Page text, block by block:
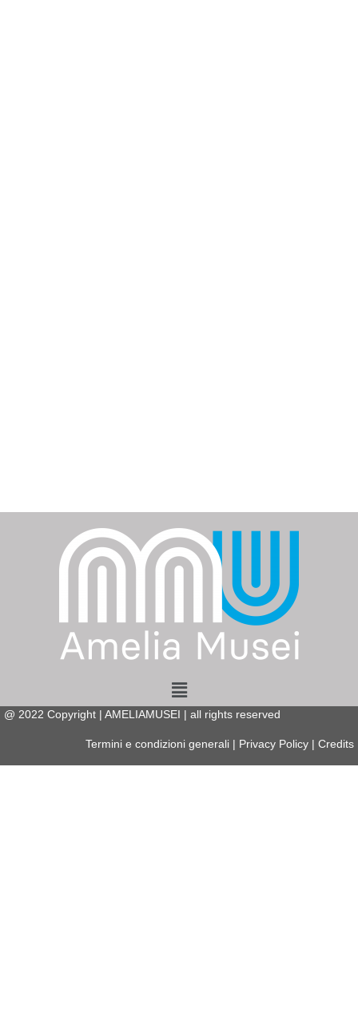
Menu
@ 2022 Copyright | AMELIAMUSEI | all rights reserved
Termini e condizioni generali Privacy Policy Credits